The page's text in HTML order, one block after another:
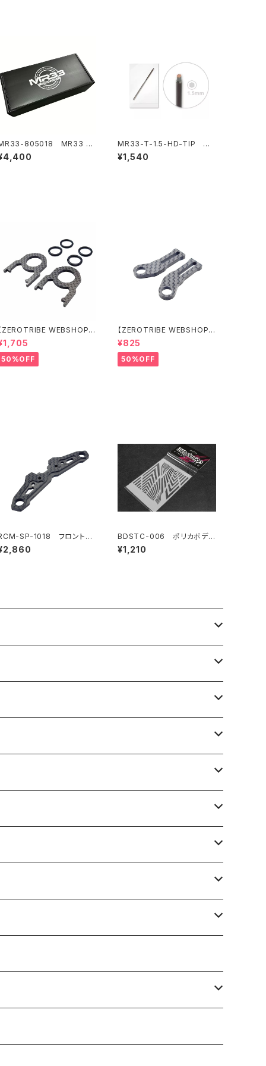
805018 MR33 ブ
ックプラダンボックス （44.1
）（1）
MR33-T-1.5-HD-TIP M
R33 ワールドチャンピオンツ
ール 六角ドライバー 1.5mm
¥1,540
ZEROTRIBE WEBSHOP
定価格】RCM-BD11-TSE
ーボンツィーク スティッ
エンドプレートセット YOK
BD11用
50%OFF
【ZEROTRIBE WEBSHOP
限定価格】RCM-HRP-ZX-B
D10LCE Horizontalリアポ
ストボディマウンティングエク
ステンションプレート Yokom
¥825
50%OFF
SP-1018 フロントバ
パーマウント
BDSTC-006 ポリカボディ
塗装用ステンシル 【Ipnotic
V1】
¥1,210